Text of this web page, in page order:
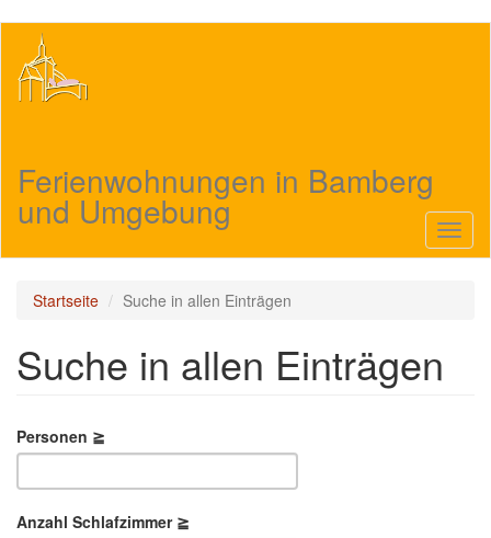
Inhalt
Ferienwohnungen in Bamberg
und Umgebung
Startseite Suche in allen Einträgen
Suche in allen Einträgen
Personen ≧
Anzahl Schlafzimmer ≧